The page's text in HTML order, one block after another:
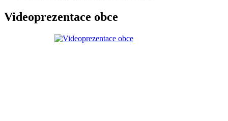
Videoprezentace obce